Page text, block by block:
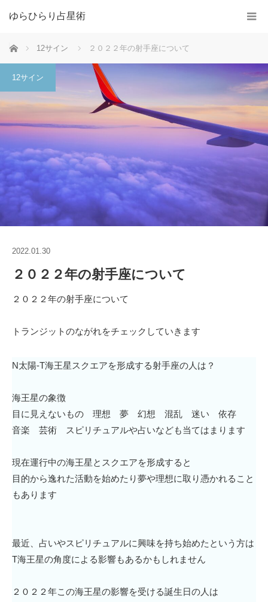
ゆらひらり占星術
ホーム 12サイン ２０２２年の射手座について
12サイン
2022.01.30
２０２２年の射手座について
２０２２年の射手座について
トランジットのながれをチェックしていきます
N太陽-T海王星スクエアを形成する射手座の人は？
海王星の象徴
目に見えないもの 理想 夢 幻想 混乱 迷い 依存
音楽 芸術 スピリチュアルや占いなども当てはまります
現在運行中の海王星とスクエアを形成すると
目的から逸れた活動を始めたり夢や理想に取り憑かれること
もあります
最近、占いやスピリチュアルに興味を持ち始めたという方は
T海王星の角度による影響もあるかもしれません
２０２２年この海王星の影響を受ける誕生日の人は